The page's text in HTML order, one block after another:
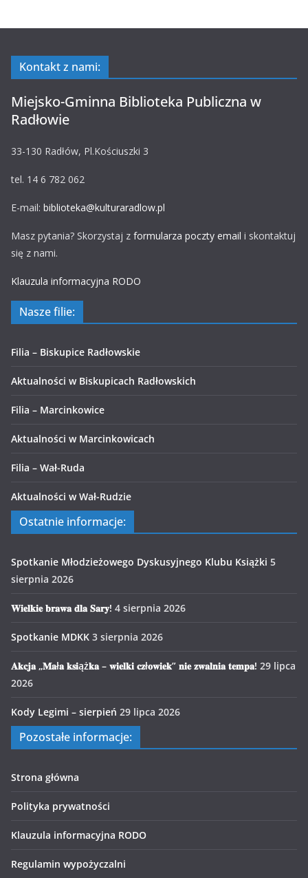
Kontakt z nami:
Miejsko-Gminna Biblioteka Publiczna w
Radłowie
33-130 Radłów, Pl.Kościuszki 3
tel. 14 6 782 062
E-mail: biblioteka@kulturaradlow.pl
Masz pytania? Skorzystaj z formularza poczty email i skontaktuj
się z nami.
Klauzula informacyjna RODO
Nasze filie:
Filia – Biskupice Radłowskie
Aktualności w Biskupicach Radłowskich
Filia – Marcinkowice
Aktualności w Marcinkowicach
Filia – Wał-Ruda
Aktualności w Wał-Rudzie
Ostatnie informacje:
Spotkanie Młodzieżowego Dyskusyjnego Klubu Książki 5
sierpnia 2026
𝐖𝐢𝐞𝐥𝐤𝐢𝐞 𝐛𝐫𝐚𝐰𝐚 𝐝𝐥𝐚 𝐒𝐚𝐫𝐲! 4 sierpnia 2026
Spotkanie MDKK 3 sierpnia 2026
𝐀𝐤𝐜𝐣𝐚 „𝐌𝐚ł𝐚 𝐤𝐬𝐢ąż𝐤𝐚 – 𝐰𝐢𝐞𝐥𝐤𝐢 𝐜𝐳ł𝐨𝐰𝐢𝐞𝐤” 𝐧𝐢𝐞 𝐳𝐰𝐚𝐥𝐧𝐢𝐚 𝐭𝐞𝐦𝐩𝐚! 29 lipca
2026
Kody Legimi – sierpień 29 lipca 2026
Pozostałe informacje:
Strona główna
Polityka prywatności
Klauzula informacyjna RODO
Regulamin wypożyczalni